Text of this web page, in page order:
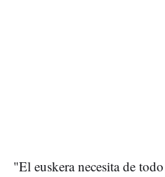
"El euskera necesita de